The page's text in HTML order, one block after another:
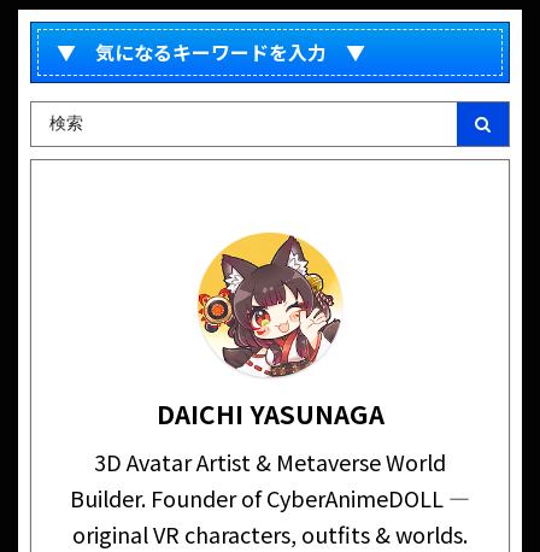
▼ 気になるキーワードを入力 ▼
DAICHI YASUNAGA
3D Avatar Artist & Metaverse World
Builder. Founder of CyberAnimeDOLL —
original VR characters, outfits & worlds.